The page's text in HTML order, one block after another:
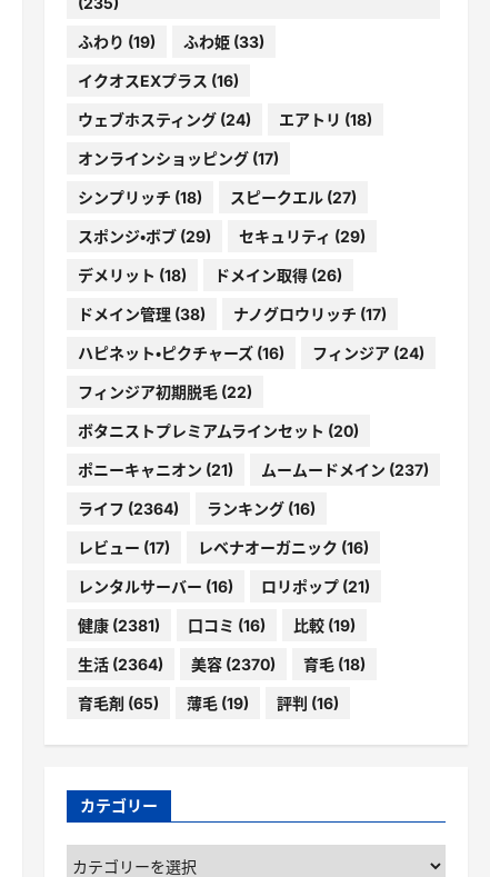
ふわり (19) ふわ姫(33)
イクオスEXプラス (16)
ウェブホスティング(24) エアトリ (18)
オンラインショッピング(17)
シンプリッチ (18) スピークエル(27)
スポンジ・ボブ(29) セキュリティ (29)
デメリット (18) ドメイン取得(26)
ドメイン管理(38) ナノグロウリッチ (17)
ハピネット・ピクチャーズ(16) フィンジア(24)
フィンジア初期脱毛(22)
ボタニストプレミアムラインセット (20)
ポニーキャニオン (21) ムームードメイン (237)
ライフ (2364) ランキング(16)
レビュー (17) レベナオーガニック (16)
レンタルサーバー (16) ロリポップ(21)
健康(2381) 口コミ (16) 比較(19)
生活(2364) 美容(2370) 育毛(18)
育毛剤 (65) 薄毛(19) 評判 (16)
カテゴリー
カ